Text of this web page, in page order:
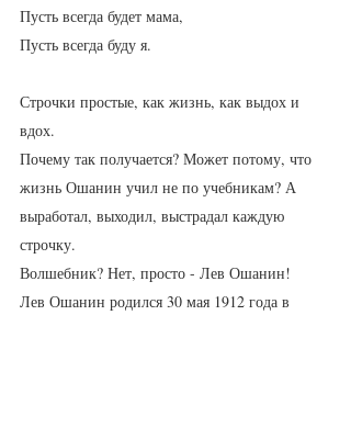
Пусть всегда будет мама,
Пусть всегда буду я.
Строчки простые, как жизнь, как выдох и
вдох.
Почему так получается? Может потому, что
жизнь Ошанин учил не по учебникам? А
выработал, выходил, выстрадал каждую
строчку.
Волшебник? Нет, просто - Лев Ошанин!
Лев Ошанин родился 30 мая 1912 года в